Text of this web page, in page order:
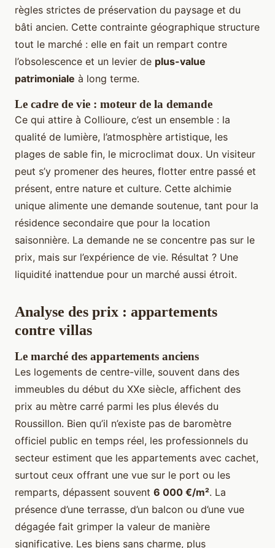
règles strictes de préservation du paysage et du
bâti ancien. Cette contrainte géographique structure
tout le marché : elle en fait un rempart contre
l’obsolescence et un levier de plus-value
patrimoniale à long terme.
Le cadre de vie : moteur de la demande
Ce qui attire à Collioure, c’est un ensemble : la
qualité de lumière, l’atmosphère artistique, les
plages de sable fin, le microclimat doux. Un visiteur
peut s’y promener des heures, flotter entre passé et
présent, entre nature et culture. Cette alchimie
unique alimente une demande soutenue, tant pour la
résidence secondaire que pour la location
saisonnière. La demande ne se concentre pas sur le
prix, mais sur l’expérience de vie. Résultat ? Une
liquidité inattendue pour un marché aussi étroit.
Analyse des prix : appartements
contre villas
Le marché des appartements anciens
Les logements de centre-ville, souvent dans des
immeubles du début du XXe siècle, affichent des
prix au mètre carré parmi les plus élevés du
Roussillon. Bien qu’il n’existe pas de baromètre
officiel public en temps réel, les professionnels du
secteur estiment que les appartements avec cachet,
surtout ceux offrant une vue sur le port ou les
remparts, dépassent souvent 6 000 €/m². La
présence d’une terrasse, d’un balcon ou d’une vue
dégagée fait grimper la valeur de manière
significative. Les biens sans charme, plus